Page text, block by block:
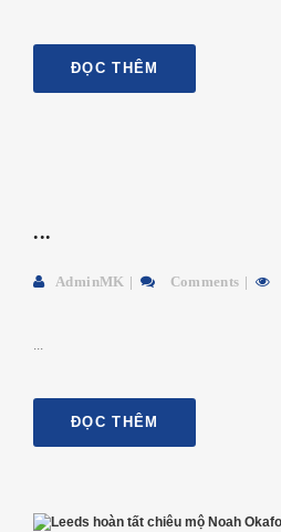
ĐỌC THÊM
...
AdminMK Comments
...
ĐỌC THÊM